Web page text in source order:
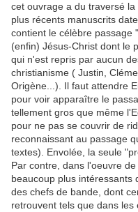
cet ouvrage a du traversé
plus récents manuscrits
contient le célèbre passage
(enfin) Jésus-Christ dont le
qui n'est repris par aucun
christianisme ( Justin,
Origène...). Il faut attendre
pour voir apparaître le
tellement gros que même
pour ne pas se couvrir de
reconnaissant au passage
textes). Envolée, la seule
Par contre, dans l'oeuvre
beaucoup plus intéressants
des chefs de bande, dont
retrouvent tels que dans